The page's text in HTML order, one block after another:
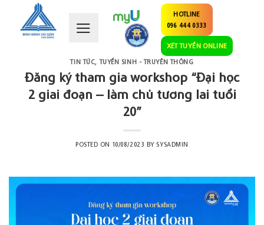
content
HOTLINE
096 444 0333
XÉT TUYỂN ONLINE
TIN TỨC,TUYỂN SINH - TRUYỀN THÔNG
Đăng ký tham gia workshop “Đại học
2 giai đoạn – làm chủ tương lai tuổi
20”
POSTED ON 10/08/2023 BY SYSADMIN